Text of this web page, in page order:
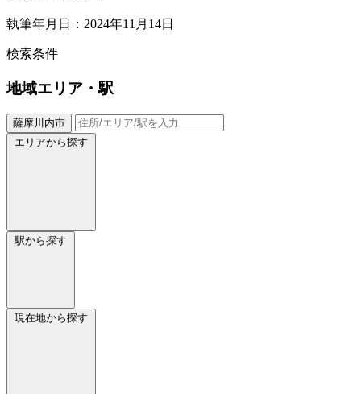
執筆年月日：2024年11月14日
検索条件
地域エリア・駅
薩摩川内市
エリアから探す
駅から探す
現在地から探す